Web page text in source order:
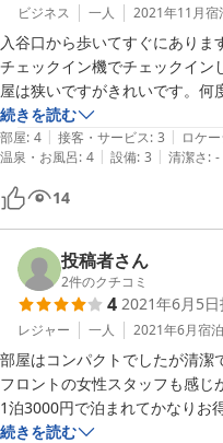
ごし頂けますよう、より一層
重ねて、この度はご多忙の中
した。
お客様のまたのご利用、スタ
ホテルリブマックス上野駅前　
2022-04-07
ビジネス 一人 2021年11月宿
入谷口から歩いてすぐにあり
チェックイン機でチェックイン
屋は狭いですがきれいです。何
宿泊するときはまた利用したい
続きを読む
部屋: 4 | 接客・サービス: 3 | ロケ
温泉・お風呂: 4 | 設備: 3 | 清潔さ: -
14
投稿者さん
2件のクチコミ
4 2021年6月5日
レジャー 一人 2021年6月宿泊
部屋はコンパクトでしたが清潔
フロントの女性スタッフも感じ
1泊3000円で泊まれてかなりお
ただ、シャワーカーテンがカビ
続きを読む